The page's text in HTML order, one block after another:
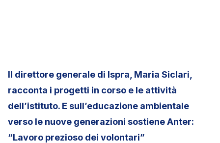
Il direttore generale di Ispra, Maria Siclari,
racconta i progetti in corso e le attività
dell’istituto. E sull’educazione ambientale
verso le nuove generazioni sostiene Anter:
“Lavoro prezioso dei volontari”